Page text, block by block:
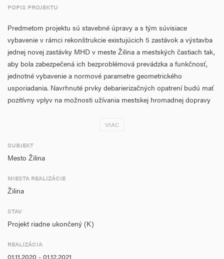
POPIS PROJEKTU
Predmetom projektu sú stavebné úpravy a s tým súvisiace
vybavenie v rámci rekonštrukcie existujúcich 5 zastávok a výstavba
jednej novej zastávky MHD v meste Žilina a mestských častiach tak,
aby bola zabezpečená ich bezproblémová prevádzka a funkčnosť,
jednotné vybavenie a normové parametre geometrického
usporiadania. Navrhnuté prvky debarierizačných opatrení budú mať
pozitívny vplyv na možnosti užívania mestskej hromadnej dopravy
modernými prvkami a potrebným mobiliárom, čím dôjde ku ich
Hlavným cieľom projektu je "Zatraktívnenie verejnej dopravy ako
Súčasný problém nevyhovujúceho stavu zastávok projekt rieši
1.1 Zlepšenie funkčnosti, zvýšenie bezpečnosti a komfortu užívateľov
VIAC
SUBJEKT
Mesto Žilina
MIESTA REALIZÁCIE
Žilina
STAV
Projekt riadne ukončený (K)
REALIZÁCIA
01.11.2020 - 01.12.2021